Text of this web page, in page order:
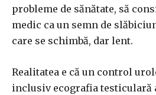
probleme de sănătate, să
medic ca un semn de
care se schimbă, dar lent.
Realitatea e că un control
inclusiv ecografia testiculară